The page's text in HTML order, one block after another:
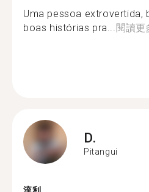
Uma pessoa extrovertida,
boas histórias pra...閱讀更
D.
Pitangui